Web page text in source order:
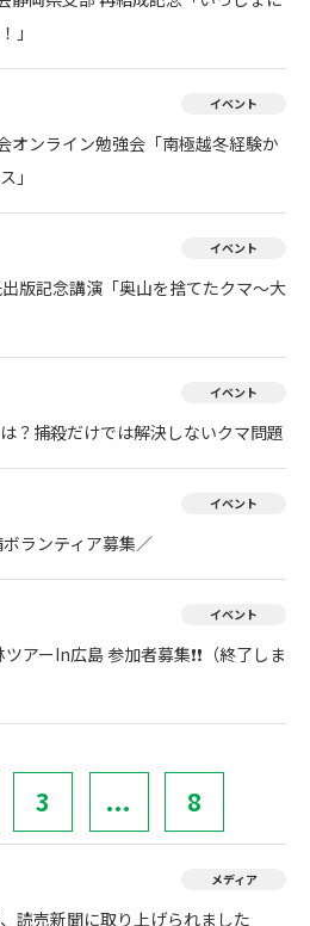
」
イベント
オンライン勉強会「南極越冬経験か
」
イベント
版記念講演「奥山を捨てたクマ～大
イベント
？捕殺だけでは解決しないクマ問題
イベント
ランティア募集／
イベント
ーIn広島 参加者募集❗❗（終了しま
3 ... 8
メディア
読売新聞に取り上げられました